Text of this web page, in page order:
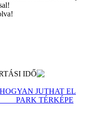
IDŐ
HOGYAN JUTHAT EL
PARK TÉRKÉPE